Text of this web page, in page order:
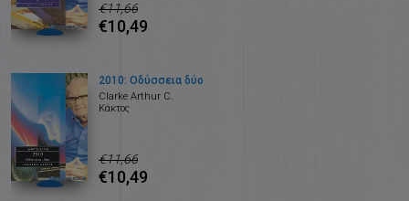
€11,66
€10,49
2010: Οδύσσεια δύο
Clarke Arthur C.
Κάκτος
€11,66
€10,49